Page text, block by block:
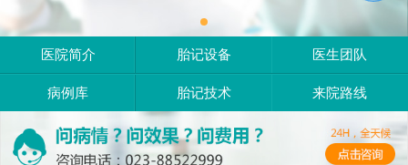
医院简介 胎记设备 医生团队
病例库 胎记技术 来院路线